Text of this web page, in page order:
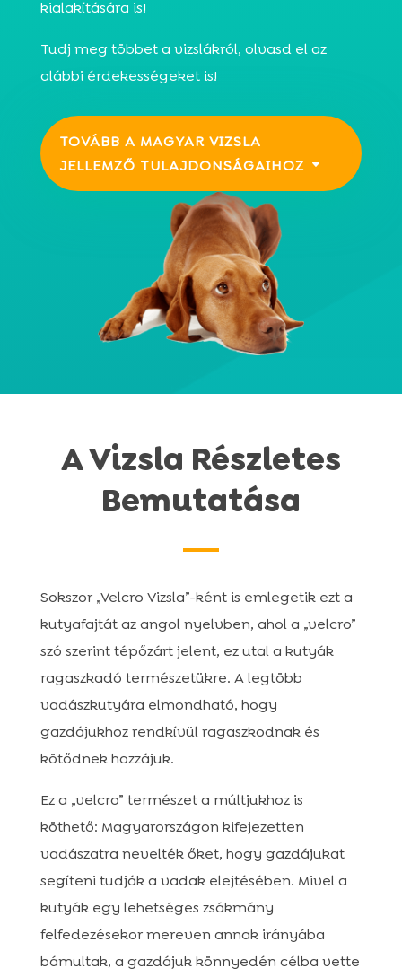
kialakítására is!
Tudj meg többet a vizslákról, olvasd el az
alábbi érdekességeket is!
TOVÁBB A MAGYAR VIZSLA
JELLEMZŐ TULAJDONSÁGAIHOZ
A Vizsla Részletes
Bemutatása
Sokszor „Velcro Vizsla”-ként is emlegetik ezt a
kutyafajtát az angol nyelvben, ahol a „velcro”
szó szerint tépőzárt jelent, ez utal a kutyák
ragaszkadó természetükre. A legtöbb
vadászkutyára elmondható, hogy
gazdájukhoz rendkívül ragaszkodnak és
kötődnek hozzájuk.
Ez a „velcro” természet a múltjukhoz is
köthető: Magyarországon kifejezetten
vadászatra nevelték őket, hogy gazdájukat
segíteni tudják a vadak elejtésében. Mivel a
kutyák egy lehetséges zsákmány
felfedezésekor mereven annak irányába
bámultak, a gazdájuk könnyedén célba vette